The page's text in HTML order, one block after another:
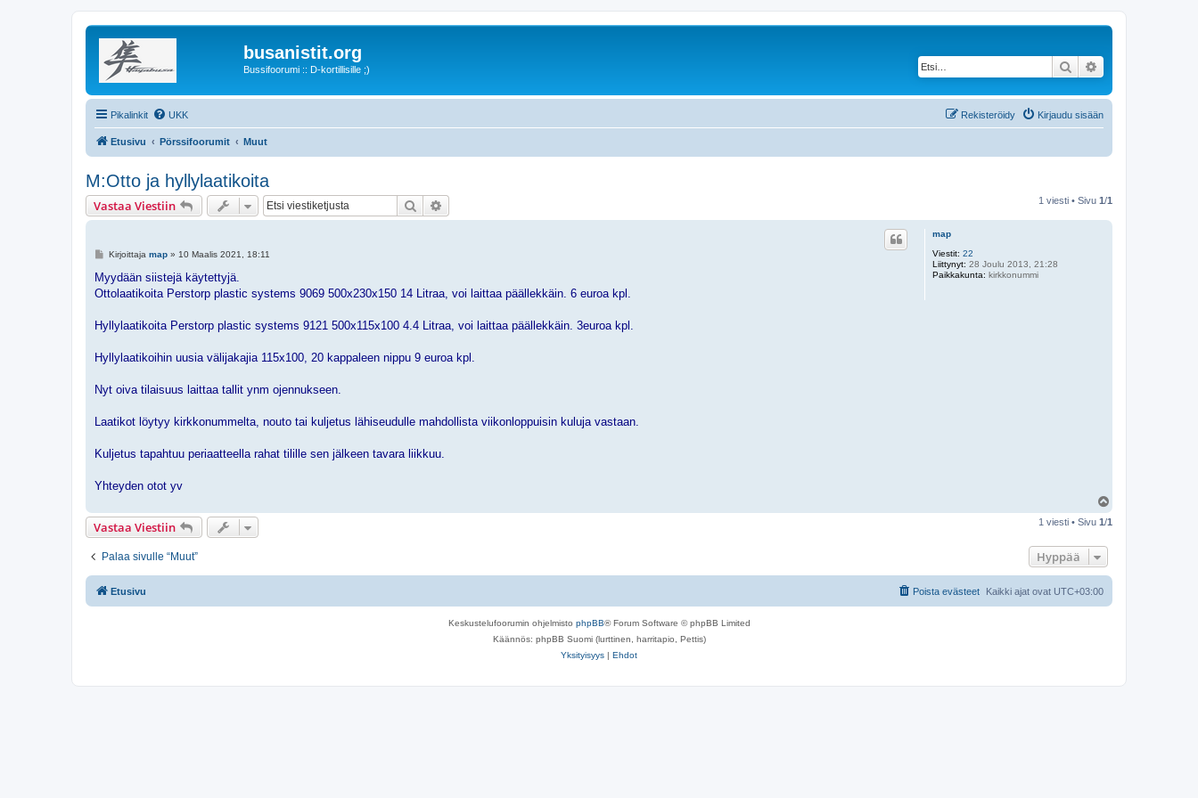
busanistit.org
Bussifoorumi :: D-kortillisille ;) Etsi
Pikalinkit UKK Kirjaudu sisään
Rekisteröidy
Etusivu Pörssifoorumit Muut
M:Otto ja hyllylaatikoita
Vastaa Viestiin Etsi 1 viesti • Sivu 1/1
map
Viestit: 22
Liittynyt: 28 Joulu 2013, 21:28
Paikkakunta: kirkkonummi
V
e
s
t
Kirjoittaja map» 10 Maalis 2021, 18:11
Myydään siistejä käytettyjä.
Ottolaatikoita Perstorp plastic systems 9069 500x230x150 14 Litraa, voi laittaa päällekkäin. 6 euroa kpl.
Hyllylaatikoita Perstorp plastic systems 9121 500x115x100 4.4 Litraa, voi laittaa päällekkäin. 3euroa kpl.
Hyllylaatikoihin uusia välijakajia 115x100, 20 kappaleen nippu 9 euroa kpl.
Nyt oiva tilaisuus laittaa tallit ynm ojennukseen.
Laatikot löytyy kirkkonummelta, nouto tai kuljetus lähiseudulle mahdollista viikonloppuisin kuluja vastaan.
Kuljetus tapahtuu periaatteella rahat tilille sen jälkeen tavara liikkuu.
Yhteyden otot yv
ö
Vastaa Viestiin 1 viesti • Sivu 1/1
Palaa sivulle “Muut” Hyppää
Etusivu Kaikki ajat ovat UTC+03:00
Poista evästeet
Keskustelufoorumin ohjelmisto phpBB® Forum Software © phpBB Limited
Käännös: phpBB Suomi (lurttinen, harritapio, Pettis)
Yksityisyys | Ehdot